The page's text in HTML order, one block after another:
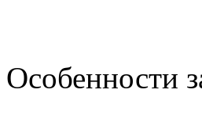
Особенности